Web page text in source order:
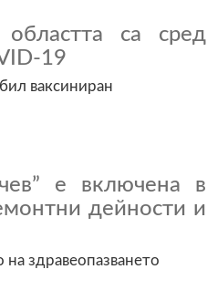
са сред
19
ваксиниран
е включена в
дейности и
здравеопазването